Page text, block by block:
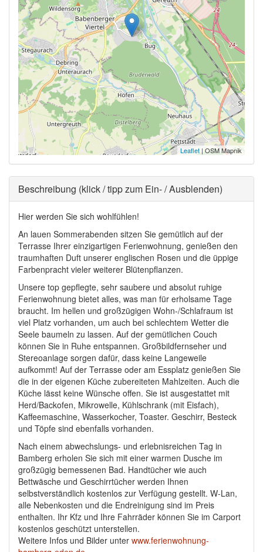
Leaflet | OSM Mapnik
Ausblenden
Beschreibung (klick / tipp zum Ein- / Ausblenden)
Hier werden Sie sich wohlfühlen!
An lauen Sommerabenden sitzen Sie gemütlich auf der
Terrasse Ihrer einzigartigen Ferienwohnung, genießen den
traumhaften Duft unserer englischen Rosen und die üppige
Farbenpracht vieler weiterer Blütenpflanzen.
Unsere top gepflegte, sehr saubere und absolut ruhige
Ferienwohnung bietet alles, was man für erholsame Tage
braucht. Im hellen und großzügigen Wohn-/Schlafraum ist
viel Platz vorhanden, um auch bei schlechtem Wetter die
Seele baumeln zu lassen. Auf der gemütlichen Couch
können Sie in Ruhe entspannen. Großbildfernseher und
Stereoanlage sorgen dafür, dass keine Langeweile
aufkommt! Auf der Terrasse oder am Essplatz genießen Sie
die in der eigenen Küche zubereiteten Mahlzeiten. Auch die
Küche lässt keine Wünsche offen. Sie ist ausgestattet mit
Herd/Backofen, Mikrowelle, Kühlschrank (mit Eisfach),
Kaffeemaschine, Wasserkocher, Toaster. Geschirr, Besteck
und Töpfe sind ebenfalls vorhanden.
Nach einem abwechslungs- und erlebnisreichen Tag in
Bamberg erholen Sie sich mit einer warmen Dusche im
großzügig bemessenen Bad. Handtücher wie auch
Bettwäsche und Geschirrtücher werden Ihnen
selbstverständlich kostenlos zur Verfügung gestellt. W-Lan,
alle Nebenkosten und die Endreinigung sind im Preis
enthalten. Ihr Kfz und Ihre Fahrräder können Sie im Carport
kostenlos geschützt unterstellen.
Weitere Infos und Bilder unter www.ferienwohnung-